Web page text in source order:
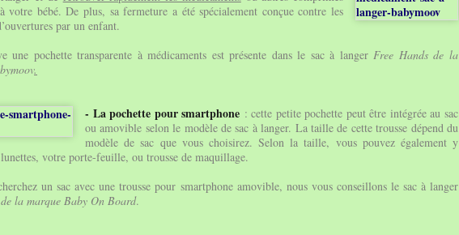
votre bébé. De plus, sa fermeture a été spécialement conçue contre les
par un enfant.
une pochette transparente à médicaments est présente dans le sac à langerFree Hands de la
.
- La pochette pour smartphone : cette petite pochette peut être intégrée au sac
ou amovible selon le modèle de sac à langer. La taille de cette trousse dépend du
modèle de sac que vous choisirez. Selon la taille, vous pouvez également y
votre porte-feuille, ou trousse de maquillage.
un sac avec une trousse pour smartphone amovible, nous vous conseillons le sac à langer
la marque Baby On Board.